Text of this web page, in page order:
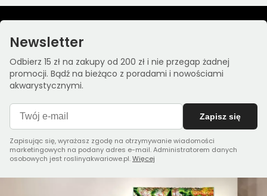
Newsletter
Odbierz 15 zł na zakupy od 200 zł i nie przegap żadnej
promocji. Bądź na bieżąco z poradami i nowościami
akwarystycznymi.
Zapisz się
Zapisując się, wyrażasz zgodę na otrzymywanie wiadomości
marketingowych na podany adres e-mail. Administratorem danych
osobowych jest roslinyakwariowe.pl.Więcej